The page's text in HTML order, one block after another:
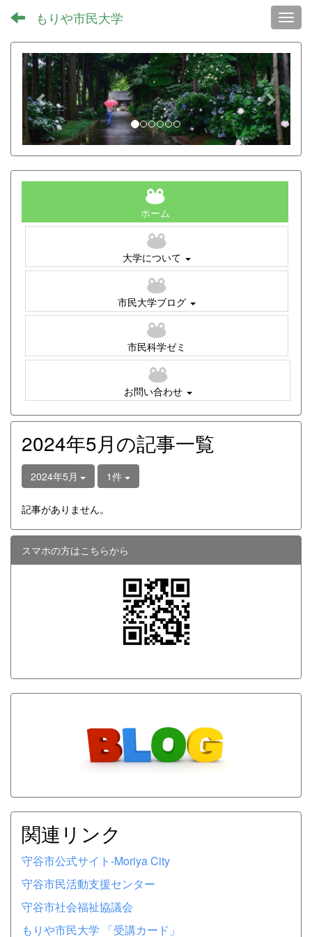
もりや市民大学
p
r
e
v
i
o
u
n
e
x
t
ホーム
大学について
市民大学ブログ
市民科学ゼミ
お問い合わせ
2024年5月の記事一覧
2024年5月 1件
記事がありません。
スマホの方はこちらから
関連リンク
守谷市公式サイト-Moriya City
守谷市民活動支援センター
守谷市社会福祉協議会
もりや市民大学 「受講カード」